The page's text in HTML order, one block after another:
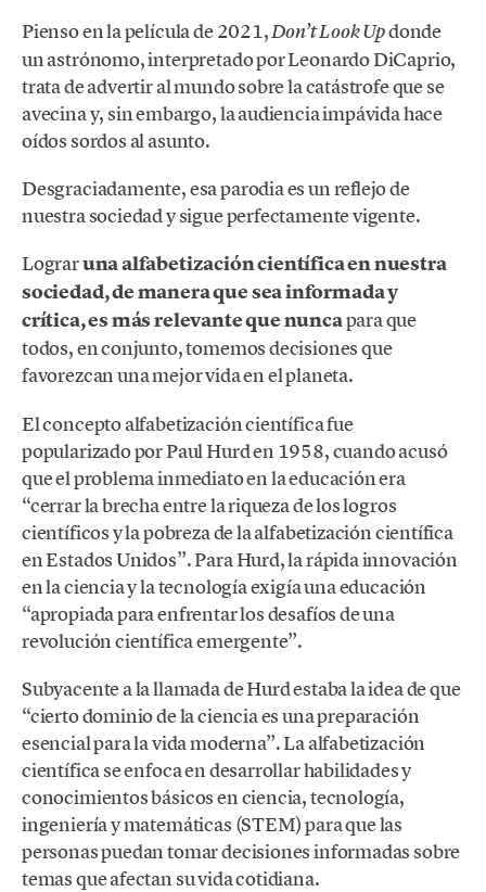
Pienso en la película de 2021,Don’t Look Updonde
un astrónomo, interpretado por Leonardo DiCaprio,
trata de advertir al mundo sobre la catástrofe que se
avecina y, sin embargo, la audiencia impávida hace
oídos sordos al asunto.
Desgraciadamente, esa parodia es un reflejo de
nuestra sociedad y sigue perfectamente vigente.
Lograruna alfabetización científica en nuestra
sociedad, de manera que sea informada y
crítica, es más relevante que nuncapara que
todos, en conjunto, tomemos decisiones que
favorezcan una mejor vida en el planeta.
El concepto alfabetización científica fue
popularizado por Paul Hurd en 1958, cuando acusó
que el problema inmediato en la educación era
“cerrar la brecha entre la riqueza de los logros
científicos y la pobreza de la alfabetización científica
en Estados Unidos”. Para Hurd, la rápida innovación
en la ciencia y la tecnología exigía una educación
“apropiada para enfrentar los desafíos de una
revolución científica emergente”.
Subyacente a la llamada de Hurd estaba la idea de que
“cierto dominio de la ciencia es una preparación
esencial para la vida moderna”. La alfabetización
científica se enfoca en desarrollar habilidades y
conocimientos básicos en ciencia, tecnología,
ingeniería y matemáticas (STEM) para que las
personas puedan tomar decisiones informadas sobre
temas que afectan su vida cotidiana.